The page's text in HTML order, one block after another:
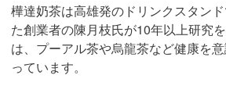
樺達奶茶は高雄発のドリンクスタン
た創業者の陳月枝氏が10年以上研究
は、プーアル茶や烏龍茶など健康を
っています。